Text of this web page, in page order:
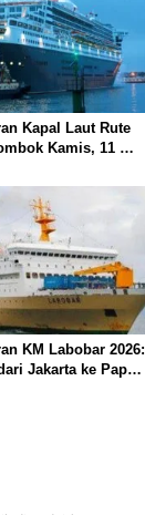
Kapal Laut Rute
Kamis, 11
KM Labobar 2026:
Jakarta ke Papua